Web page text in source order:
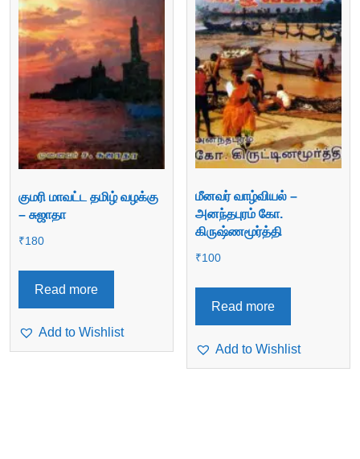
குமரி மாவட்ட தமிழ் வழக்கு
– சுஜாதா
₹180
Read more
Add to Wishlist
மீனவர் வாழ்வியல் –
அனந்தபுரம் கோ.
கிருஷ்ணமூர்த்தி
₹100
Read more
Add to Wishlist